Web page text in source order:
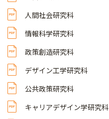
人間社会研究科
情報科学研究科
政策創造研究科
デザイン工学研究科
公共政策研究科
キャリアデザイン学研究科